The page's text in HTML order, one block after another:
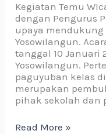
Kegiatan Temu
dengan Pengurus
upaya mendukung
Yosowilangun.
tanggal 10 Januari
Yosowilangun.
paguyuban kelas
merupakan
pihak sekolah dan
Read More »